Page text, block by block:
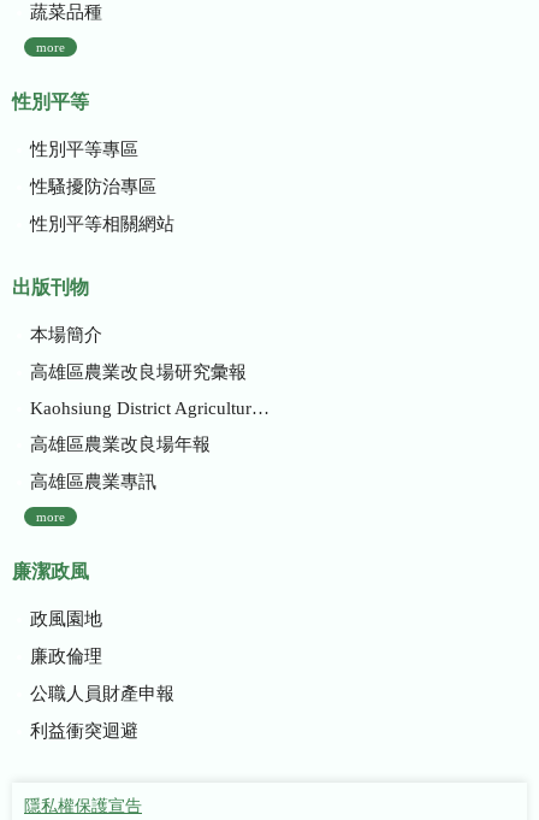
蔬菜品種
more
性別平等
性別平等專區
性騷擾防治專區
性別平等相關網站
出版刊物
本場簡介
高雄區農業改良場研究彙報
Kaohsiung District Agricultural Research and Extension Station
高雄區農業改良場年報
高雄區農業專訊
more
廉潔政風
政風園地
廉政倫理
公職人員財產申報
利益衝突迴避
隱私權保護宣告